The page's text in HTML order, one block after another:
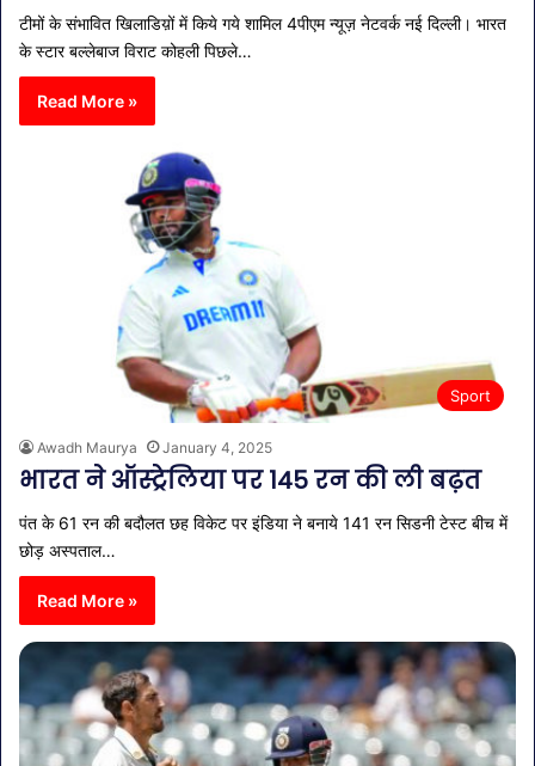
टीमों के संभावित खिलाडिय़ों में किये गये शामिल 4पीएम न्यूज़ नेटवर्क नई दिल्ली। भारत
के स्टार बल्लेबाज विराट कोहली पिछले…
Read More »
Sport
Awadh Maurya January 4, 2025
भारत ने ऑस्ट्रेलिया पर 145 रन की ली बढ़त
पंत के 61 रन की बदौलत छह विकेट पर इंडिया ने बनाये 141 रन सिडनी टेस्ट बीच में
छोड़ अस्पताल…
Read More »